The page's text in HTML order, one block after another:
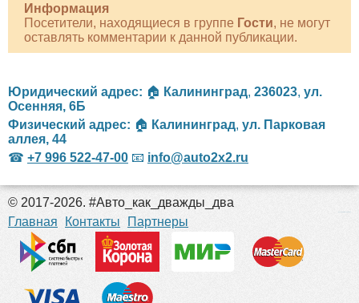
Информация
Посетители, находящиеся в группе Гости, не могут
оставлять комментарии к данной публикации.
Юридический адрес: 🏠 Калининград, 236023, ул.
Осенняя, 6Б
Физический адрес: 🏠 Калининград, ул. Парковая
аллея, 44
☎ +7 996 522-47-00 📧 info@auto2x2.ru
© 2017-2026. #Авто_как_дважды_два
Главная
Контакты Партнеры